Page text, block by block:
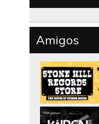
Amigos